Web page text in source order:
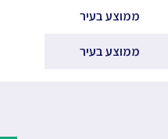
ממוצע בעיר
ממוצע בעיר